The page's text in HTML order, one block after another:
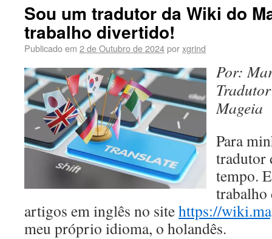
Sou um tradutor da Wiki do
trabalho divertido!
Publicado em 2 de Outubro de 2024porxgrind
Por:
Mageia
Para
tradutor
tempo.
artigos em inglês no sitehttps://
meu próprio idioma, o holandês.